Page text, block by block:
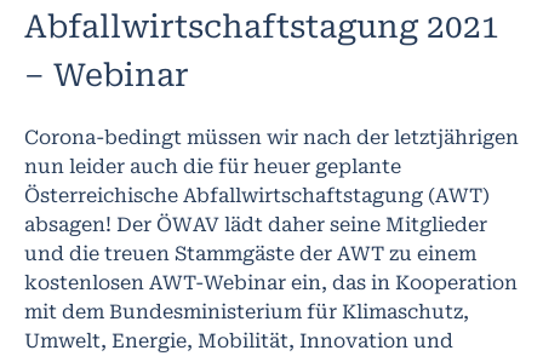
Abfallwirtschaftstagung 2021
– Webinar
Corona-bedingt müssen wir nach der letztjährigen
nun leider auch die für heuer geplante
Österreichische Abfallwirtschaftstagung (AWT)
absagen! Der ÖWAV lädt daher seine Mitglieder
und die treuen Stammgäste der AWT zu einem
kostenlosen AWT-Webinar ein, das in Kooperation
mit dem Bundesministerium für Klimaschutz,
Umwelt, Energie, Mobilität, Innovation und